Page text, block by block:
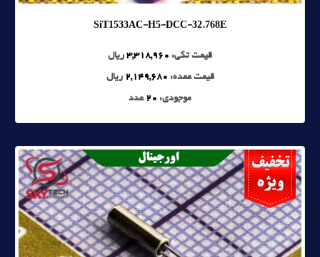
SiT1533AC-H5-DCC-32.768E
قیمت تکی: 3,318,960 ریال
قیمت عمده: 2,149,680 ریال
موجودی: 20 عدد